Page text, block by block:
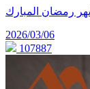
2026/03/06
107887